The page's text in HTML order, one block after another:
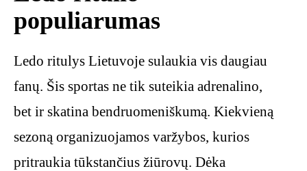
populiarumas
Ledo ritulys Lietuvoje sulaukia vis daugiau
fanų. Šis sportas ne tik suteikia adrenalino,
bet ir skatina bendruomeniškumą. Kiekvieną
sezoną organizuojamos varžybos, kurios
pritraukia tūkstančius žiūrovų. Dėka